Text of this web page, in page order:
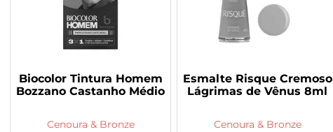
Biocolor Tintura Homem
Bozzano Castanho Médio
Cenoura & Bronze
Esmalte Risque Cremoso
Lágrimas de Vênus 8ml
Cenoura & Bronze